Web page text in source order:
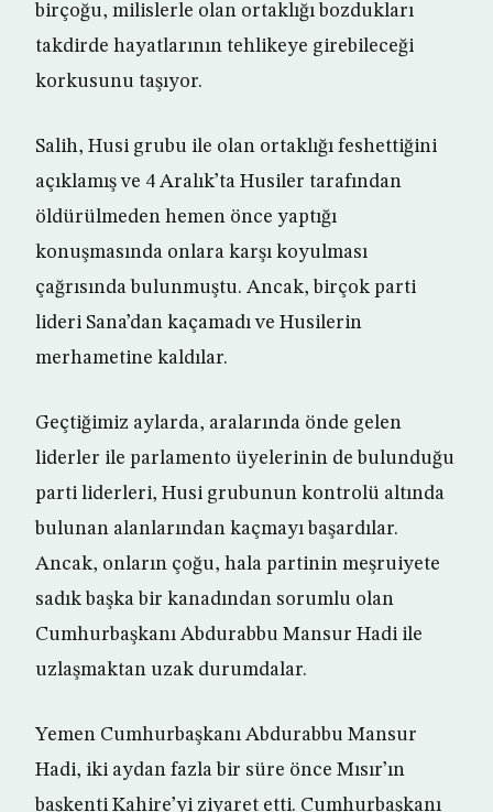
birçoğu, milislerle olan ortaklığı bozdukları
takdirde hayatlarının tehlikeye girebileceği
korkusunu taşıyor.
Salih, Husi grubu ile olan ortaklığı feshettiğini
açıklamış ve 4 Aralık’ta Husiler tarafından
öldürülmeden hemen önce yaptığı
konuşmasında onlara karşı koyulması
çağrısında bulunmuştu. Ancak, birçok parti
lideri Sana’dan kaçamadı ve Husilerin
merhametine kaldılar.
Geçtiğimiz aylarda, aralarında önde gelen
liderler ile parlamento üyelerinin de bulunduğu
parti liderleri, Husi grubunun kontrolü altında
bulunan alanlarından kaçmayı başardılar.
Ancak, onların çoğu, hala partinin meşruiyete
sadık başka bir kanadından sorumlu olan
Cumhurbaşkanı Abdurabbu Mansur Hadi ile
uzlaşmaktan uzak durumdalar.
Yemen Cumhurbaşkanı Abdurabbu Mansur
Hadi, iki aydan fazla bir süre önce Mısır’ın
başkenti Kahire’yi ziyaret etti. Cumhurbaşkanı